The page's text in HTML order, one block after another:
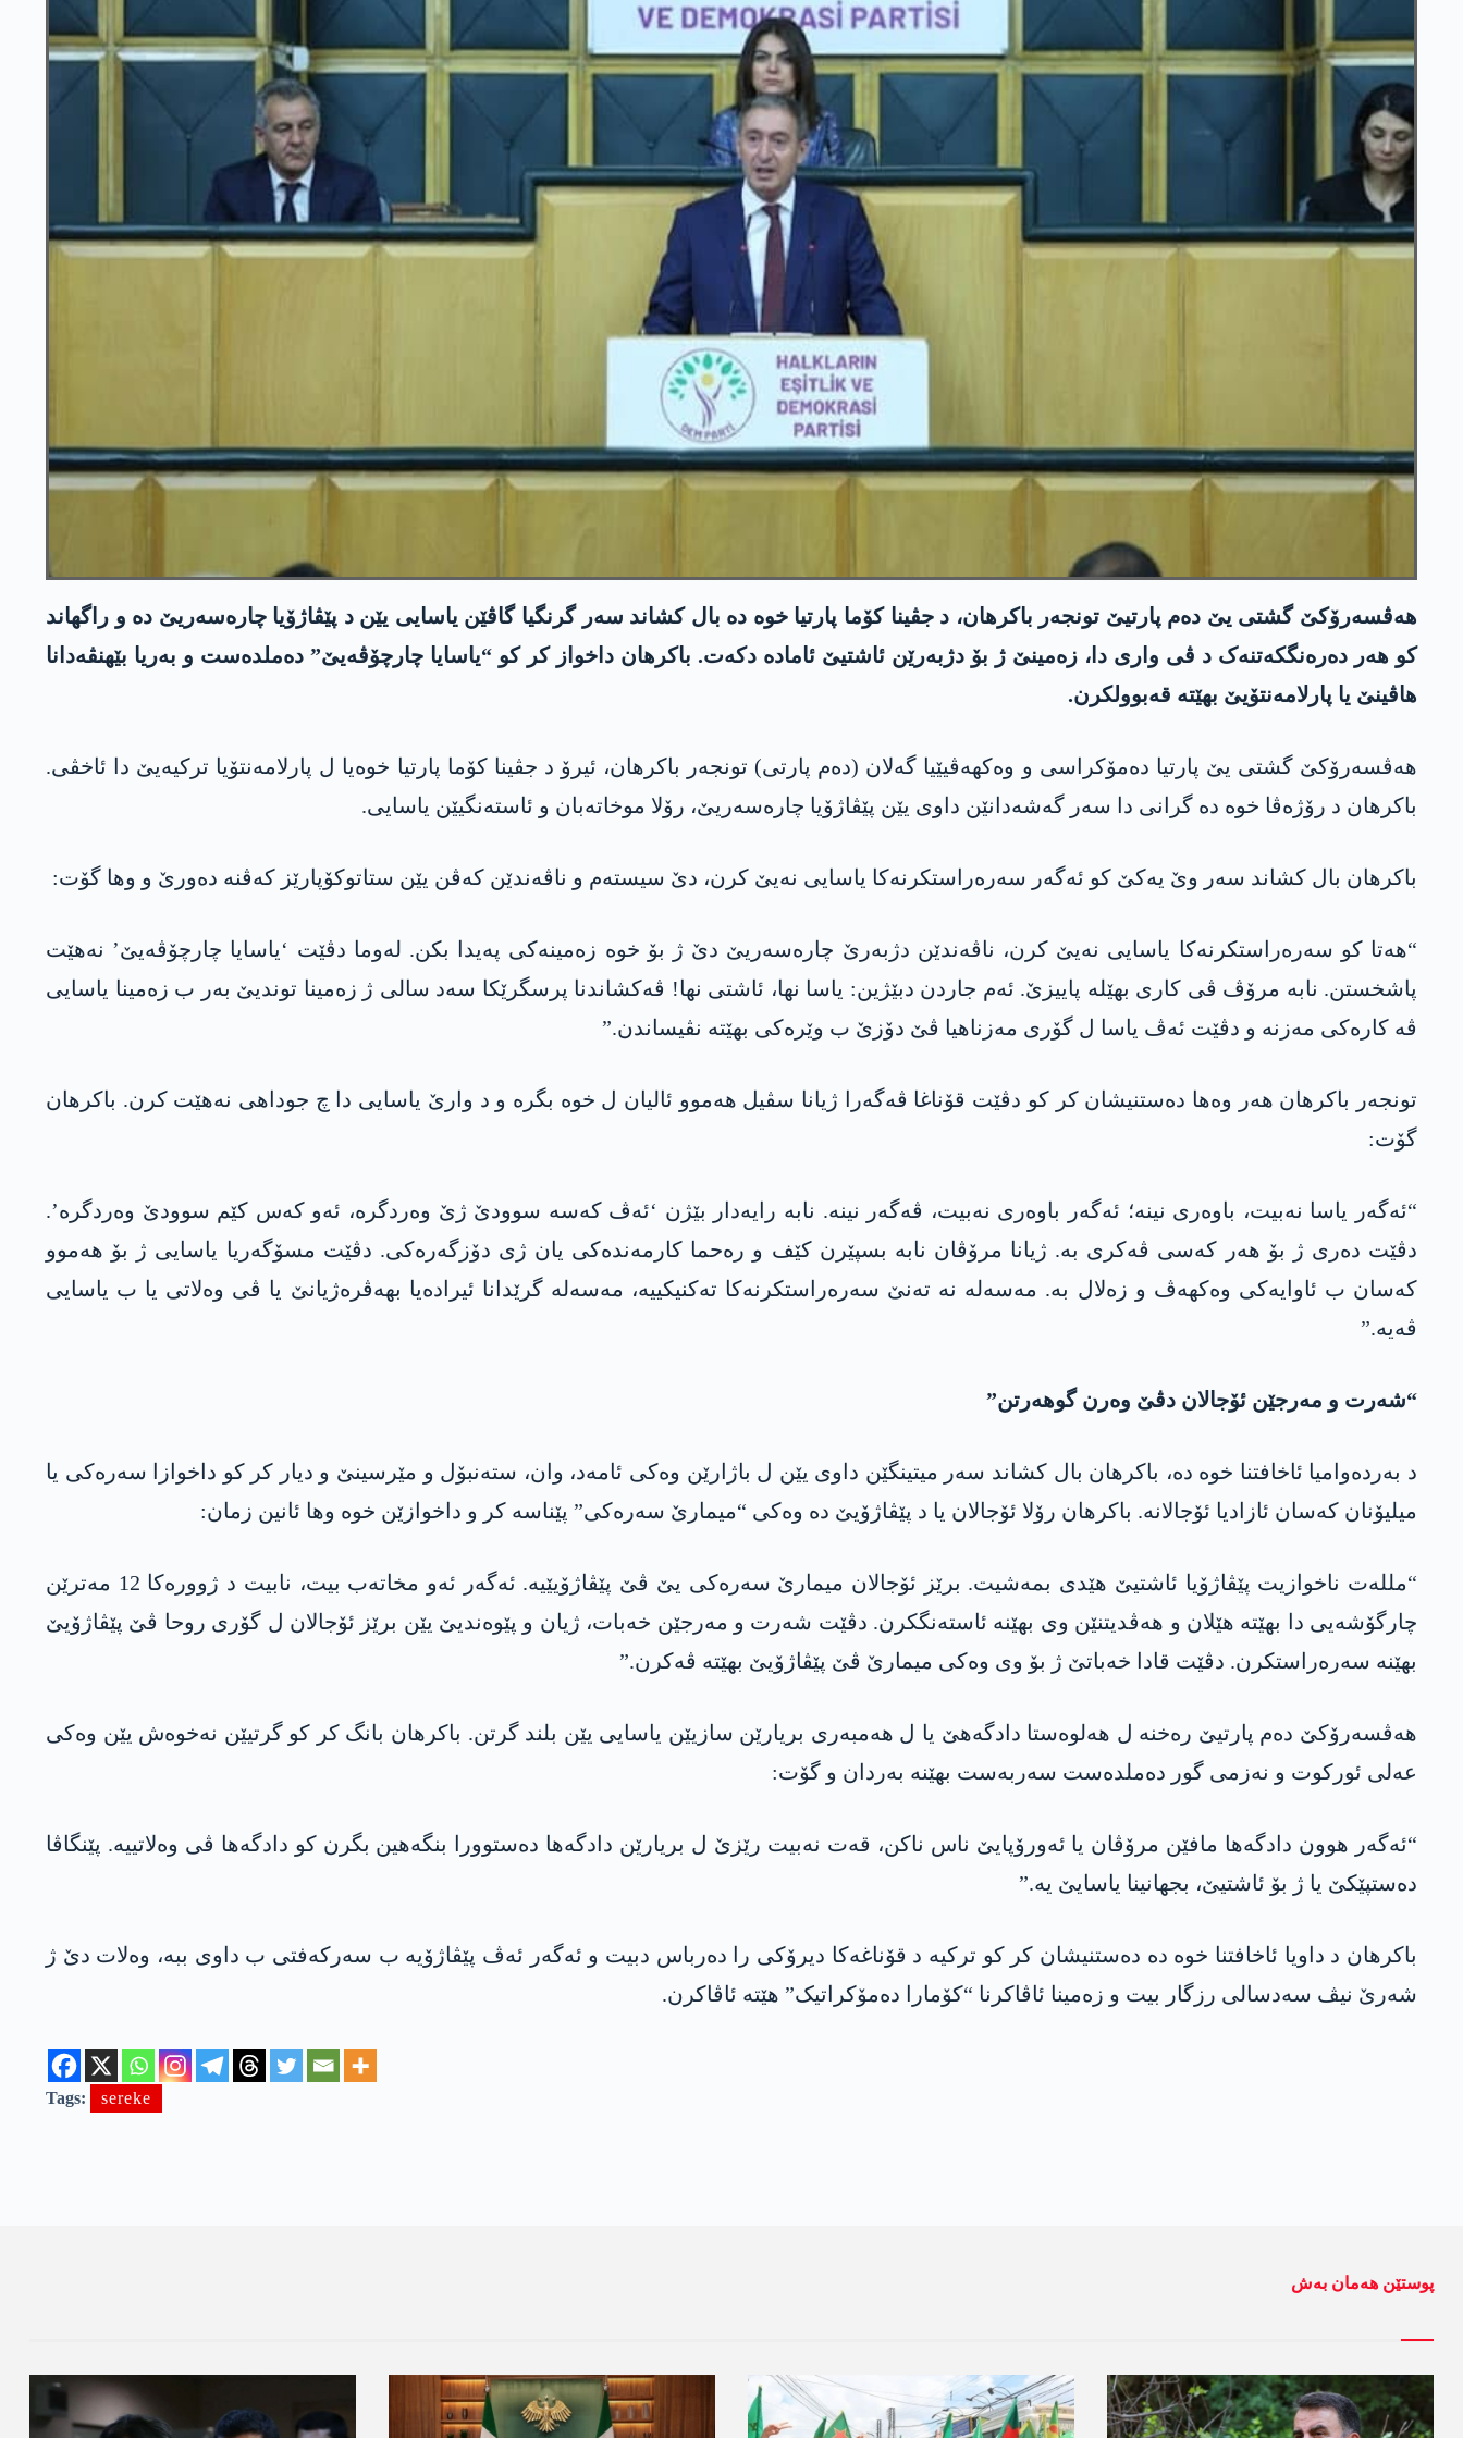
ھەڤسەرۆکێ گشتی یێ دەم پارتیێ تونجەر باکرھان، د جڤینا کۆما پارتیا خوە دە بال کشاند سەر گرنگیا گاڤێن یاسایی یێن د پێڤاژۆیا چارەسەریێ دە و راگھاند
کو ھەر دەرەنگکەتنەک د ڤی واری دا، زەمینێ ژ بۆ دژبەرێن ئاشتیێ ئامادە دکەت. باکرھان داخواز کر کو “یاسایا چارچۆڤەیێ” دەملدەست و بەریا بێھنڤەدانا
ھاڤینێ یا پارلامەنتۆیێ بهێتە قەبوولکرن.
ھەڤسەرۆکێ گشتی یێ پارتیا دەمۆکراسی و وەکھەڤیێیا گەلان (دەم پارتی) تونجەر باکرھان، ئیرۆ د جڤینا کۆما پارتیا خوەیا ل پارلامەنتۆیا ترکیەیێ دا ئاخڤی.
باکرھان د رۆژەڤا خوە دە گرانی دا سەر گەشەدانێن داوی یێن پێڤاژۆیا چارەسەریێ، رۆلا موخاتەبان و ئاستەنگیێن یاسایی.
باکرھان بال کشاند سەر وێ یەکێ کو ئەگەر سەرەراستکرنەکا یاسایی نەیێ کرن، دێ سیستەم و ناڤەندێن کەڤن یێن ستاتوکۆپارێز کەڤنە دەورێ و وھا گۆت:
“ھەتا کو سەرەراستکرنەکا یاسایی نەیێ کرن، ناڤەندێن دژبەرێ چارەسەریێ دێ ژ بۆ خوە زەمینەکی پەیدا بکن. لەوما دڤێت ‘یاسایا چارچۆڤەیێ’ نەهێت
پاشخستن. نابە مرۆڤ ڤی کاری بھێلە پاییزێ. ئەم جاردن دبێژین: یاسا نھا، ئاشتی نھا! ڤەکشاندنا پرسگرێکا سەد سالی ژ زەمینا توندیێ بەر ب زەمینا یاسایی
ڤە کارەکی مەزنە و دڤێت ئەڤ یاسا ل گۆری مەزناھیا ڤێ دۆزێ ب وێرەکی بهێتە نڤیساندن.”
تونجەر باکرھان هەر وەها دەستنیشان کر کو دڤێت قۆناغا ڤەگەرا ژیانا سڤیل ھەموو ئالیان ل خوە بگرە و د وارێ یاسایی دا چ جوداھی نەهێت کرن. باکرھان
گۆت:
“ئەگەر یاسا نەبیت، باوەری نینە؛ ئەگەر باوەری نەبیت، ڤەگەر نینە. نابە رایەدار بێژن ‘ئەڤ کەسە سوودێ ژێ وەردگرە، ئەو کەس کێم سوودێ وەردگرە’.
دڤێت دەری ژ بۆ ھەر کەسی ڤەکری بە. ژیانا مرۆڤان نابە بسپێرن کێف و رەحما کارمەندەکی یان ژی دۆزگەرەکی. دڤێت مسۆگەریا یاسایی ژ بۆ ھەموو
کەسان ب ئاوایەکی وەکھەڤ و زەلال بە. مەسەلە نە تەنێ سەرەراستکرنەکا تەکنیکییە، مەسەلە گرێدانا ئیرادەیا بھەڤرەژیانێ یا ڤی وەلاتی یا ب یاسایی
ڤەیە.”
“شەرت و مەرجێن ئۆجالان دڤێ وەرن گوھەرتن”
د بەردەوامیا ئاخافتنا خوە دە، باکرھان بال کشاند سەر میتینگێن داوی یێن ل باژارێن وەکی ئامەد، وان، ستەنبۆل و مێرسینێ و دیار کر کو داخوازا سەرەکی یا
میلیۆنان کەسان ئازادیا ئۆجالانە. باکرھان رۆلا ئۆجالان یا د پێڤاژۆیێ دە وەکی “میمارێ سەرەکی” پێناسە کر و داخوازێن خوە وھا ئانین زمان:
“مللەت ناخوازیت پێڤاژۆیا ئاشتیێ هێدی بمەشیت. برێز ئۆجالان میمارێ سەرەکی یێ ڤێ پێڤاژۆیێیە. ئەگەر ئەو مخاتەب بیت، نابیت د ژوورەکا 12 مەترێن
چارگۆشەیی دا بهێتە هێلان و ھەڤدیتنێن وی بهێنە ئاستەنگکرن. دڤێت شەرت و مەرجێن خەبات، ژیان و پێوەندیێ یێن برێز ئۆجالان ل گۆری روحا ڤێ پێڤاژۆیێ
بهێنە سەرەراستکرن. دڤێت قادا خەباتێ ژ بۆ وی وەکی میمارێ ڤێ پێڤاژۆیێ بهێتە ڤەکرن.”
ھەڤسەرۆکێ دەم پارتیێ رەخنە ل ھەلوەستا دادگەهێ یا ل ھەمبەری بریارێن سازیێن یاسایی یێن بلند گرتن. باکرھان بانگ کر کو گرتیێن نەخوەش یێن وەکی
عەلی ئورکوت و نەزمی گور دەملدەست سەربەست بهێنە بەردان و گۆت:
“ئەگەر ھوون دادگەھا مافێن مرۆڤان یا ئەورۆپایێ ناس ناکن، قەت نەبیت رێزێ ل بریارێن دادگەھا دەستوورا بنگەھین بگرن کو دادگەھا ڤی وەلاتییە. پێنگاڤا
دەستپێکێ یا ژ بۆ ئاشتیێ، بجھانینا یاسایێ یە.”
باکرھان د داویا ئاخافتنا خوە دە دەستنیشان کر کو ترکیە د قۆناغەکا دیرۆکی را دەرباس دبیت و ئەگەر ئەڤ پێڤاژۆیە ب سەرکەفتی ب داوی ببە، وەلات دێ ژ
شەرێ نیڤ سەدسالی رزگار بیت و زەمینا ئاڤاکرنا “کۆمارا دەمۆکراتیک” هێتە ئاڤاکرن.
Tags: sereke
پوستێن ھەمان بەش